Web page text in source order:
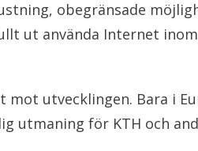
obegränsade
ut använda Internet
utvecklingen. Bara i
utmaning för KTH och